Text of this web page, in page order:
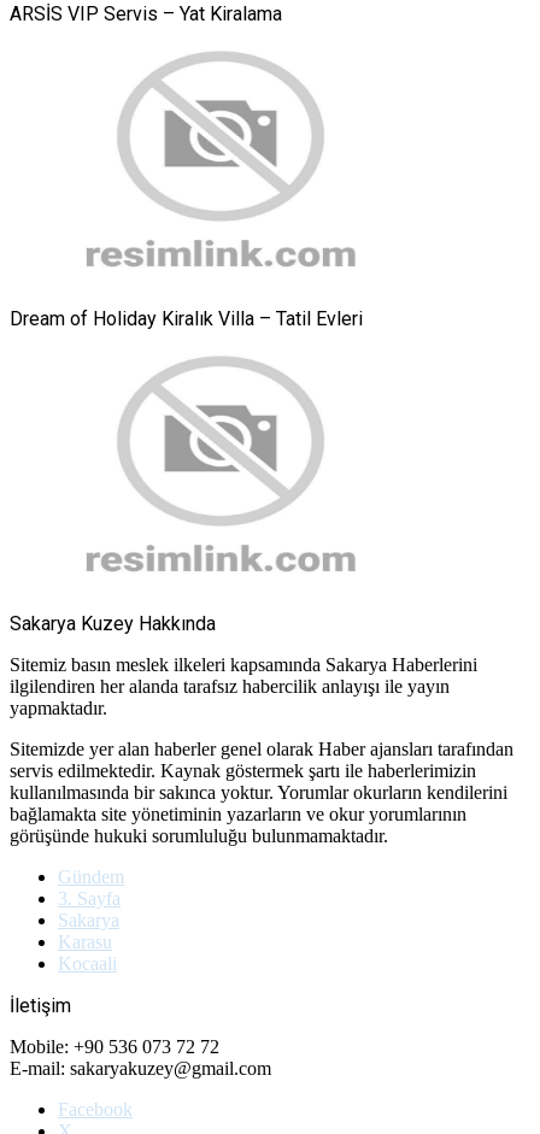
ARSİS VIP Servis – Yat Kiralama
Dream of Holiday Kiralık Villa – Tatil Evleri
Sakarya Kuzey Hakkında
Sitemiz basın meslek ilkeleri kapsamında Sakarya Haberlerini
ilgilendiren her alanda tarafsız habercilik anlayışı ile yayın
yapmaktadır.
Sitemizde yer alan haberler genel olarak Haber ajansları tarafından
servis edilmektedir. Kaynak göstermek şartı ile haberlerimizin
kullanılmasında bir sakınca yoktur. Yorumlar okurların kendilerini
bağlamakta site yönetiminin yazarların ve okur yorumlarının
görüşünde hukuki sorumluluğu bulunmamaktadır.
Gündem
3. Sayfa
Sakarya
Karasu
Kocaali
İletişim
Mobile: +90 536 073 72 72
E-mail: sakaryakuzey@gmail.com
Facebook